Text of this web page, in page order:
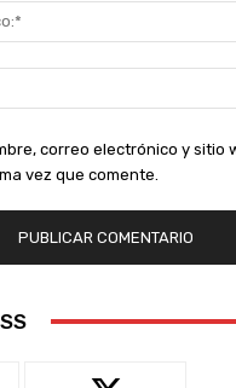
correo electrónico y sitio
vez que comente.